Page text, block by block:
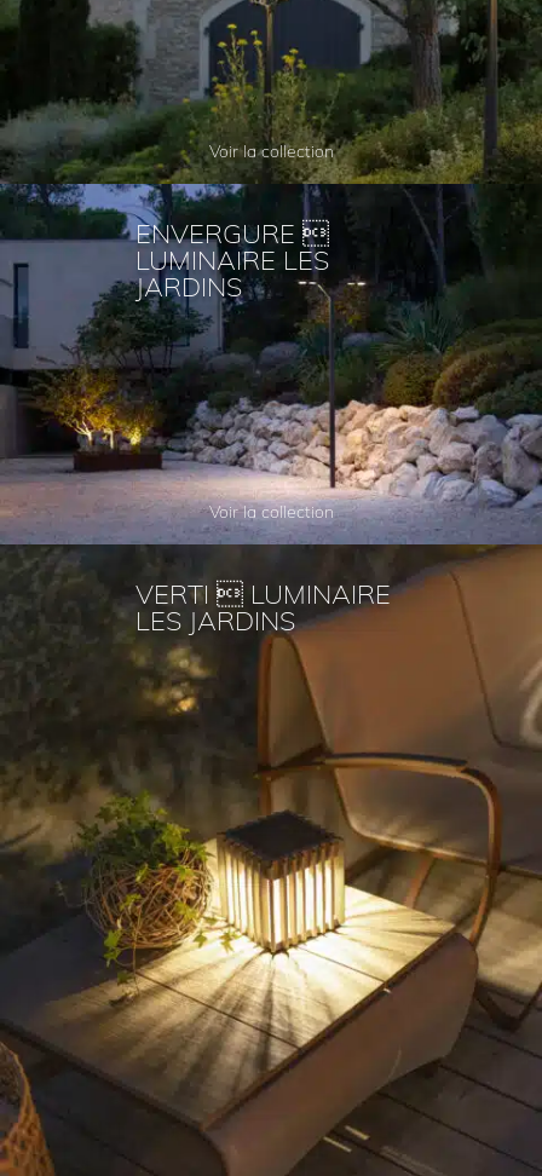
Voir la collection
ENVERGURE 
LUMINAIRE LES
JARDINS
Voir la collection
VERTI  LUMINAIRE
LES JARDINS